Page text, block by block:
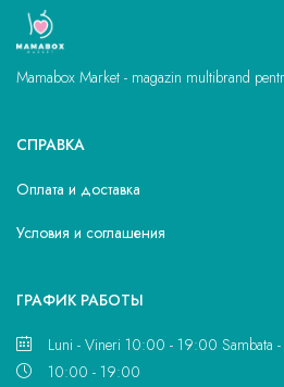
Mamabox Market - magazin multibrand
СПРАВКА
Оплата и доставка
Условия и соглашения
ГРАФИК РАБОТЫ
Luni - Vineri 10:00 - 19:00 Sambata
10:00 - 19:00